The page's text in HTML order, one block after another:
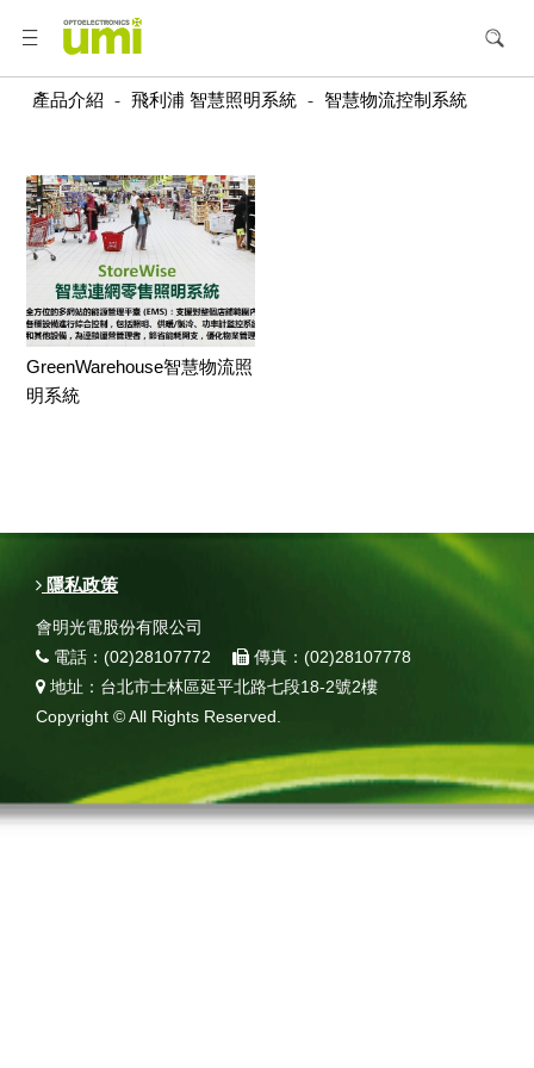
產品介紹 - 飛利浦 智慧照明系統 - 智慧物流控制系統
GreenWarehouse智慧物流照
明系統
隱私政策
會明光電股份有限公司
電話：(02)28107772
傳真：(02)28107778
地址：台北市士林區延平北路七段18-2號2樓
Copyright © All Rights Reserved.